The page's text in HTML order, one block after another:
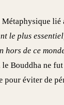
lié
le plus
de ce
Bouddha ne
pour éviter de